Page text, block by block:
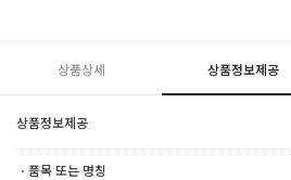
상품상세 상품정보제공
상품정보제공
ㆍ품목 또는 명칭